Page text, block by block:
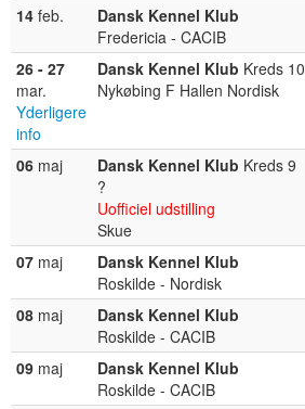
14 feb.
Dansk Kennel Klub
Fredericia - CACIB
26 - 27
mar.
Yderligere
info
Dansk Kennel Klub Kreds 10
Nykøbing F Hallen Nordisk
06 maj Dansk Kennel Klub Kreds 9
?
Uofficiel udstilling
Skue
07 maj
Dansk Kennel Klub
Roskilde - Nordisk
08 maj
Dansk Kennel Klub
Roskilde - CACIB
09 maj
Dansk Kennel Klub
Roskilde - CACIB